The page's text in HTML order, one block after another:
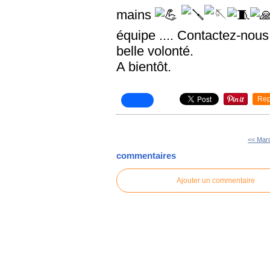
mains
équipe .... Contactez-
belle volonté.
A bientôt.
<<
commentaires
Ajouter un commentaire